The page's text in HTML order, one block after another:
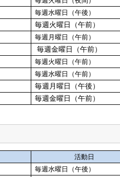
毎週水曜日（午後）
毎週火曜日（午前）
毎週月曜日（午前）
毎週金曜日（午前）
毎週火曜日（午前）
毎週水曜日（午前）
毎週月曜日（午後）
毎週金曜日（午前）
活動日
毎週水曜日（午後）